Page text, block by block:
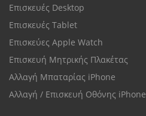
Επισκευές Desktop
Επισκευές Tablet
Επισκεύες Apple Watch
Επισκευή Μητρικής Πλακέτας
Αλλαγή Μπαταρίας iPhone
Αλλαγή / Επισκευή Οθόνης iPhone